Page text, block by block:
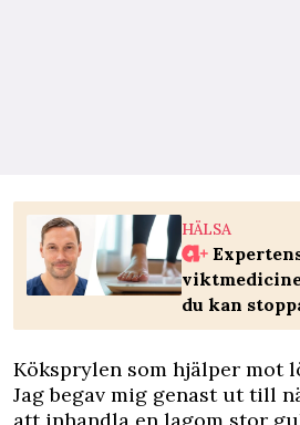
HÄLSA
du kan
Köksprylen som hjälper mot
Jag begav mig genast ut till